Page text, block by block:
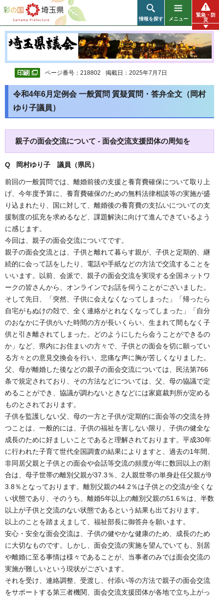
彩の国 埼玉県
情報を探す メニュー
緊急・防
災
ページ番号：218802 掲載日：2025年7月7日
令和4年6月定例会 一般質問 質疑質問・答弁全文（岡村
ゆり子議員）
親子の面会交流について - 面会交流支援団体の周知を
Q 岡村ゆり子 議員（県民）
前回の一般質問では、離婚前後の支援と養育費確保について取り上
げ、今年度予算に、養育費確保のための無料法律相談等の実施が盛
り込まれたり、国に対して、離婚後の養育費の支払いについての支
援制度の拡充を求めるなど、課題解決に向けて進んできているよう
に感じます。
今回は、親子の面会交流についてです。
親子の面会交流とは、子供と離れて暮らす親が、子供と定期的、継
続的に会って話をしたり、電話や手紙などの方法で交流することを
いいます。以前、会派で、親子の面会交流を実現する全国ネットワ
ークの皆さんから、オンラインでお話を伺うことがございました。
そして先日、「突然、子供に会えなくなってしまった」「帰ったら
自宅がもぬけの殻で、全く連絡がとれなくなってしまった」「自分
のおなかに子供がいた時間の方が長いくらい、生まれて間もなく子
供と引き離されてしまった。どのようにしたら会うことができるの
か」など、県内にお住まいの方々で、子供との面会を切に願ってい
る方々との意見交換会を行い、悲痛な声に胸が苦しくなりました。
父、母が離婚した後などの親子の面会交流については、民法第766
条で規定されており、その方法などについては、父、母の協議で定
めることができ、協議が調わないときなどには家庭裁判所が定める
ものとされております。
子供を監護しない父、母の一方と子供が定期的に面会等の交流を持
つことは、一般的には、子供の福祉を害しない限り、子供の健全な
成長のために好ましいことであると理解されております。平成30年
に行われた子育て世代全国調査の結果によりますと、過去の1年間、
非同居父親と子供との面会や会話等交流の頻度が年に数回以上の割
合は、母子世帯の離別父親が37.3％、2人親世帯の単身赴任父親が9
3.8％となっております。離別父親の44.2％は子供との交流が全くな
い状態であり、そのうち、離婚5年以上の離別父親の51.6％は、半数
以上が子供と交流のない状態であるという結果も出ております。
以上のことを踏まえまして、福祉部長に御答弁を願います。
安心・安全な面会交流は、子供の健やかな健康のため、成長のため
に大切なものです。しかし、面会交流の実施を望んでいても、別居
や離婚に至る事情は様々であることが、当事者のみでは面会交流の
実施が難しいという現状がございます。
それを受け、連絡調整、受渡し、付添い等の方法で親子の面会交流
をサポートする第三者機関、面会交流支援団体が各地で立ち上がっ